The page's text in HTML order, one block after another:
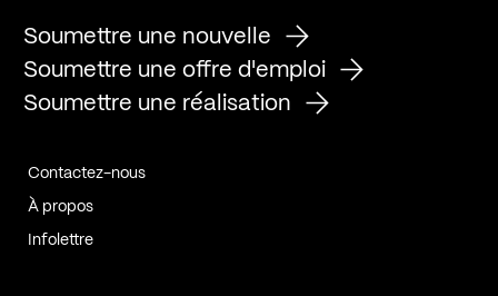
Soumettre une nouvelle
Soumettre une offre d'emploi
Soumettre une réalisation
Contactez-nous
À propos
Infolettre